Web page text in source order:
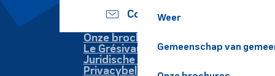
Weer
Gemeenschap van
Contact
Onze brochures
Le Grésivaudan
Juridische informatie
Privacybeleid